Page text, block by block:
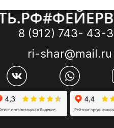
#
8 (912) 743- 43-
ri-shar@mail.ru